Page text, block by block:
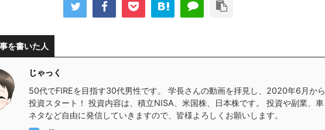
を書いた人
じゃっく
50代でFIREを目指す30代男性です。 学長さんの動画を拝見し、2020年6月から
投資スタート！ 投資内容は、積立NISA、米国株、日本株です。 投資や副業、車
ネタなど自由に発信していきますので、皆様よろしくお願いします。